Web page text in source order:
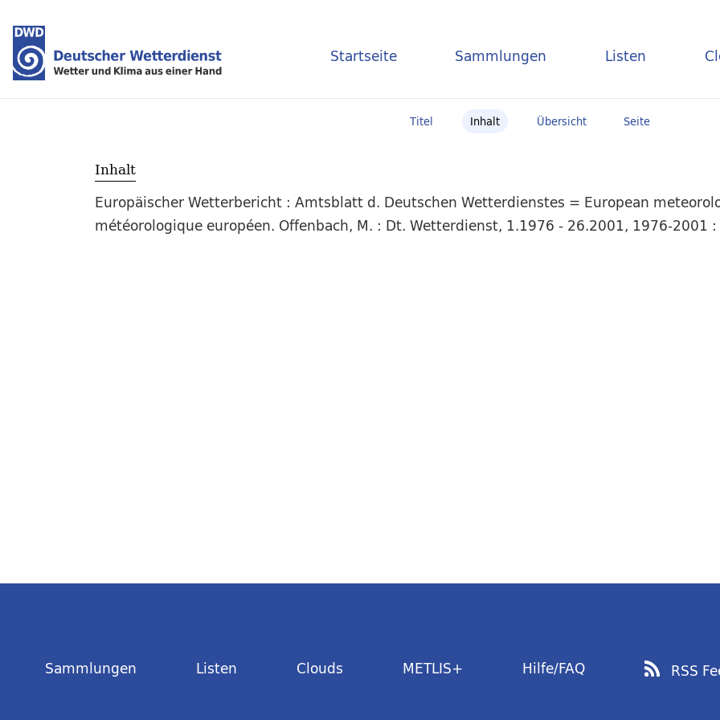
Startseite Sammlungen Listen
Titel Inhalt Übersicht Seite
Inhalt
Europäischer Wetterbericht : Amtsblatt d. Deutschen Wetterdienstes = European
météorologique européen. Offenbach, M. : Dt. Wetterdienst, 1.1976 - 26.2001, 1976-2001
Sammlungen Listen Clouds METLIS+ Hilfe/FAQ RSS